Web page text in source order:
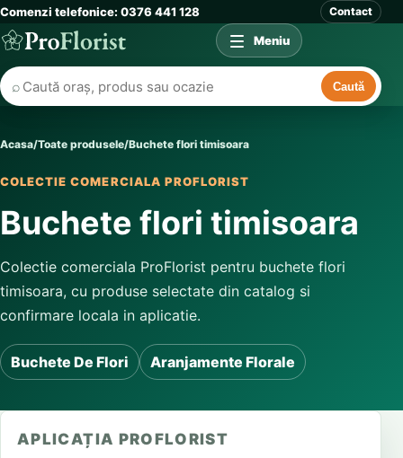
Comenzi telefonice: 0376 441 128 Contact
⌕ Caută
Meniu
Acasa/Toate produsele/Buchete flori timisoara
COLECTIE COMERCIALA PROFLORIST
Buchete flori timisoara
Colectie comerciala ProFlorist pentru buchete flori
timisoara, cu produse selectate din catalog si
confirmare locala in aplicatie.
Buchete De Flori Aranjamente Florale
APLICAȚIA PROFLORIST